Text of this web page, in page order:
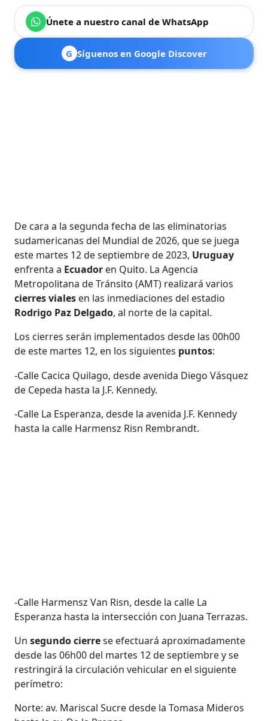
Únete a nuestro canal de WhatsApp
G Síguenos en Google Discover
De cara a la segunda fecha de las eliminatorias
sudamericanas del Mundial de 2026, que se juega
este martes 12 de septiembre de 2023, Uruguay
enfrenta a Ecuador en Quito. La Agencia
Metropolitana de Tránsito (AMT) realizará varios
cierres viales en las inmediaciones del estadio
Rodrigo Paz Delgado, al norte de la capital.
Los cierres serán implementados desde las 00h00
de este martes 12, en los siguientes puntos:
-Calle Cacica Quilago, desde avenida Diego Vásquez
de Cepeda hasta la J.F. Kennedy.
-Calle La Esperanza, desde la avenida J.F. Kennedy
hasta la calle Harmensz Risn Rembrandt.
-Calle Harmensz Van Risn, desde la calle La
Esperanza hasta la intersección con Juana Terrazas.
Un segundo cierrese efectuará aproximadamente
desde las 06h00 del martes 12 de septiembre y se
restringirá la circulación vehicular en el siguiente
perímetro:
Norte: av. Mariscal Sucre desde la Tomasa Mideros